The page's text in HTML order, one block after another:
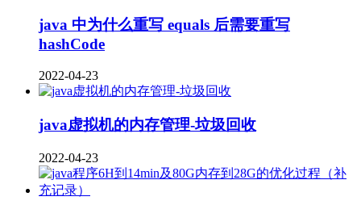
java 中为什么重写 equals 后需要重写
hashCode
2022-04-23
java虚拟机的内存管理-垃圾回收
2022-04-23